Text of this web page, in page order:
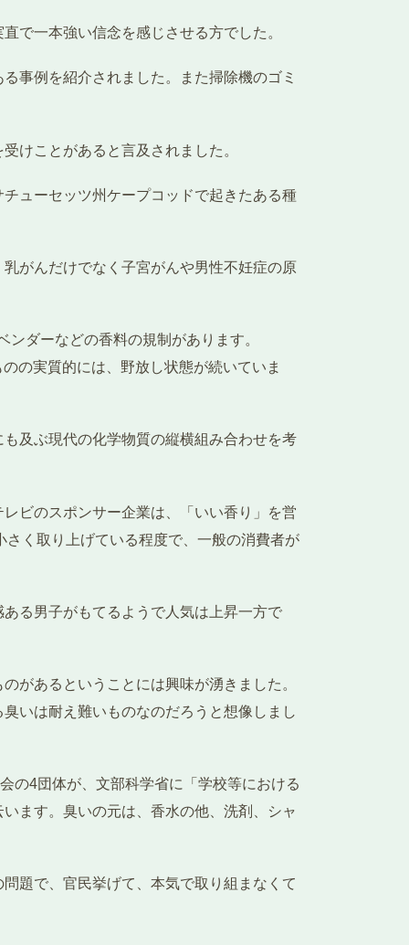
で一本強い信念を感じさせる方でした。
事例を紹介されました。また掃除機のゴミ
ことがあると言及されました。
ューセッツ州ケープコッドで起きたある種
がんだけでなく子宮がんや男性不妊症の原
ダーなどの香料の規制があります。
の実質的には、野放し状態が続いていま
及ぶ現代の化学物質の縦横組み合わせを考
ビのスポンサー企業は、「いい香り」を営
く取り上げている程度で、一般の消費者が
る男子がもてるようで人気は上昇一方で
があるということには興味が湧きました。
いは耐え難いものなのだろうと想像しまし
の4団体が、文部科学省に「学校等における
ます。臭いの元は、香水の他、洗剤、シャ
題で、官民挙げて、本気で取り組まなくて